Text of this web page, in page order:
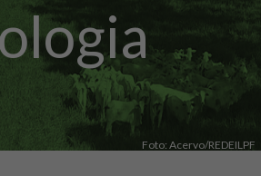
Foto: Acervo/REDEILPF